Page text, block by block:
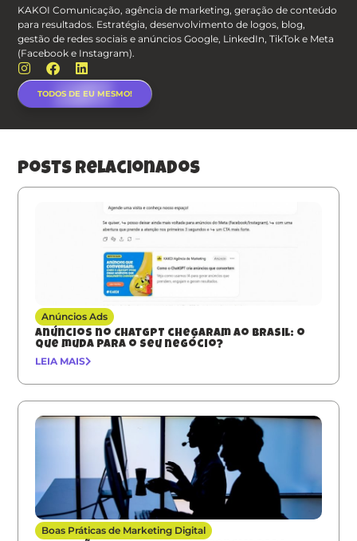
KAKOI Comunicação, agência de marketing, geração de conteúdo
para resultados. Estratégia, desenvolvimento de logos, blog,
gestão de redes sociais e anúncios Google, LinkedIn, TikTok e Meta
(Facebook e Instagram).
TODOS DE EU MESMO!
posts relacionados
Anúncios Ads
Anúncios no ChatGPT chegaram ao Brasil: o
que muda para o seu negócio?
LEIA MAIS
Boas Práticas de Marketing Digital